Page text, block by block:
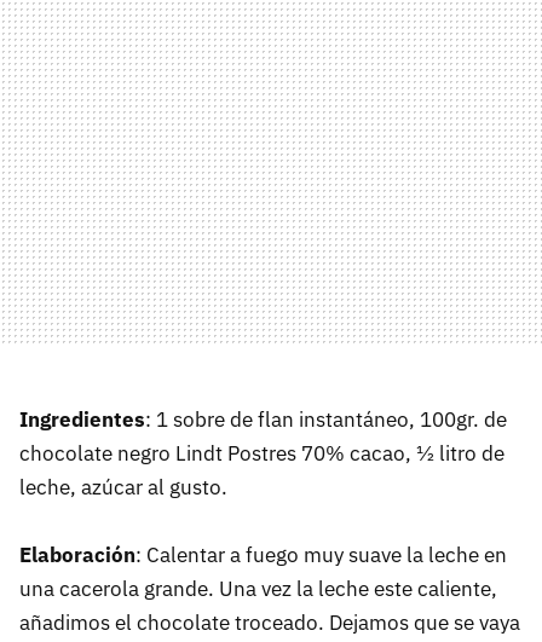
Ingredientes: 1 sobre de flan instantáneo, 100gr. de
chocolate negro Lindt Postres 70% cacao, ½ litro de
leche, azúcar al gusto.
Elaboración: Calentar a fuego muy suave la leche en
una cacerola grande. Una vez la leche este caliente,
añadimos el chocolate troceado. Dejamos que se vaya